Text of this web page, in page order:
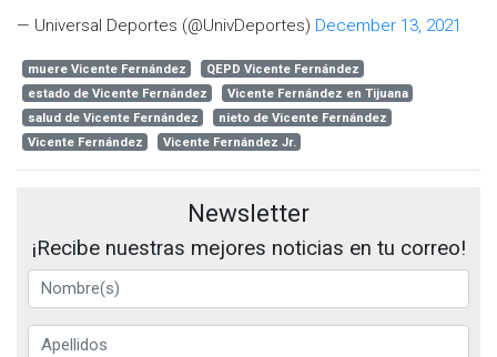
— Universal Deportes (@UnivDeportes) December 13, 2021
muere Vicente Fernández
QEPD Vicente Fernández
estado de Vicente Fernández
Vicente Fernández en Tijuana
salud de Vicente Fernández
nieto de Vicente Fernández
Vicente Fernández
Vicente Fernández Jr.
Newsletter
¡Recibe nuestras mejores noticias en tu correo!